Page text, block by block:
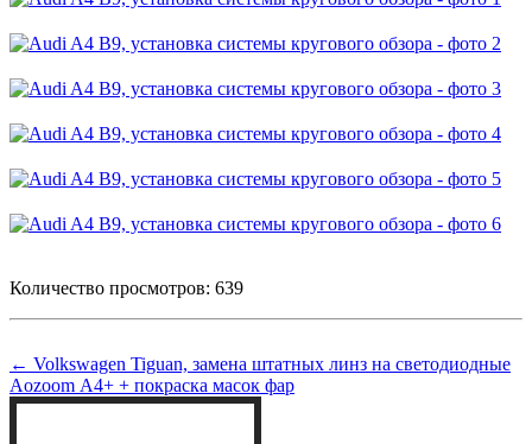
Количество просмотров: 639
← Volkswagen Tiguan, замена штатных линз на светодиодные
Aozoom А4+ + покраска масок фар